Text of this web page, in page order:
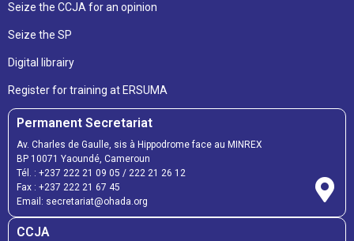
Seize the CCJA for an opinion
Seize the SP
Digital librairy
Register for training at ERSUMA
Permanent Secretariat
Av. Charles de Gaulle, sis à Hippodrome face au MINREX
BP 10071 Yaoundé, Cameroun
Tél. : +237 222 21 09 05 / 222 21 26 12
Fax : +237 222 21 67 45
Email: secretariat@ohada.org
CCJA